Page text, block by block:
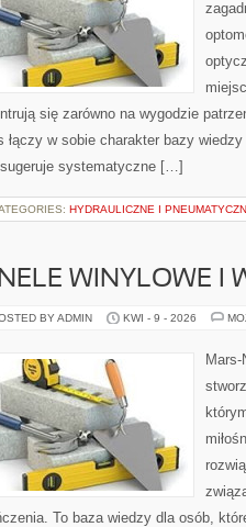
się zarówno na wygodzie
łączy w sobie charakter bazy
sugeruje systematyczne […]
HYDRAULICZNE I
WINYLOWE I
BY ADMIN KWI - 9 - 2026
To baza wiedzy dla osób,